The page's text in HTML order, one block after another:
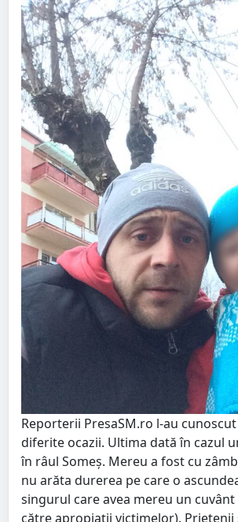
Reporterii PresaSM.ro l-au
diferite ocazii. Ultima dată în cazul
în râul Someș. Mereu a fost cu
nu arăta durerea pe care o
singurul care avea mereu un
către apropiații victimelor). Prietenii